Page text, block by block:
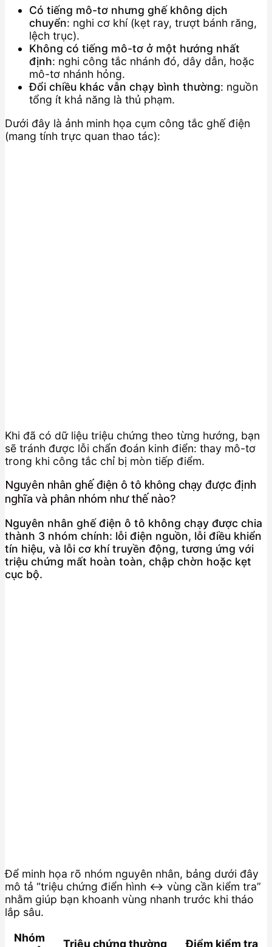
Có tiếng mô-tơ nhưng ghế không dịch
chuyển: nghi cơ khí (kẹt ray, trượt bánh răng,
lệch trục).
Không có tiếng mô-tơ ở một hướng nhất
định: nghi công tắc nhánh đó, dây dẫn, hoặc
mô-tơ nhánh hỏng.
Đổi chiều khác vẫn chạy bình thường: nguồn
tổng ít khả năng là thủ phạm.
Dưới đây là ảnh minh họa cụm công tắc ghế điện
(mang tính trực quan thao tác):
Khi đã có dữ liệu triệu chứng theo từng hướng, bạn
sẽ tránh được lỗi chẩn đoán kinh điển: thay mô-tơ
trong khi công tắc chỉ bị mòn tiếp điểm.
Nguyên nhân ghế điện ô tô không chạy được định
nghĩa và phân nhóm như thế nào?
Nguyên nhân ghế điện ô tô không chạy được chia
thành 3 nhóm chính: lỗi điện nguồn, lỗi điều khiển
tín hiệu, và lỗi cơ khí truyền động, tương ứng với
triệu chứng mất hoàn toàn, chập chờn hoặc kẹt
cục bộ.
Để minh họa rõ nhóm nguyên nhân, bảng dưới đây
mô tả “triệu chứng điển hình ↔ vùng cần kiểm tra”
nhằm giúp bạn khoanh vùng nhanh trước khi tháo
lắp sâu.
Nhóm
Triệu chứng thường
Điểm kiểm tra